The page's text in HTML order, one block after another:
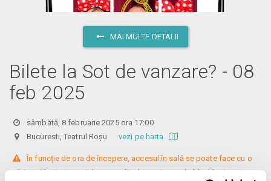
MAI MULTE DETALII
Bilete la Sot de vanzare? - 08
feb 2025
sâmbătă, 8 februarie 2025 ora 17:00
Bucuresti, Teatrul Roșu vezi pe harta
În funcție de ora de începere, accesul în sală se poate face cu o
oră / cu 40 minute mai devreme, fiind permis cu până la 10 minute